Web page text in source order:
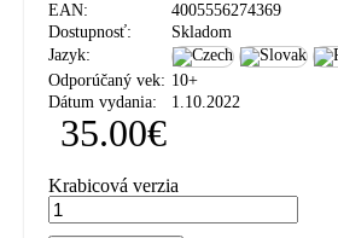
EAN:
4005556274369
Dostupnosť:
Skladom
Jazyk:
Odporúčaný vek: 10+
Dátum vydania:
1.10.2022
35.00€
Krabicová verzia